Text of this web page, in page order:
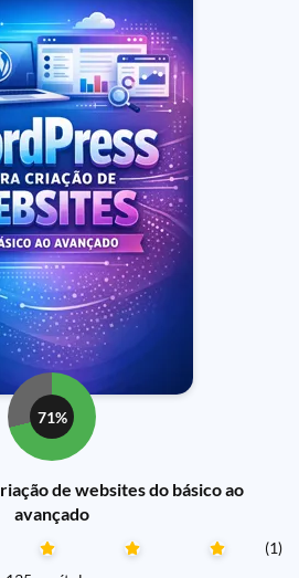
71%
de websites do básico ao
avançado
(1)